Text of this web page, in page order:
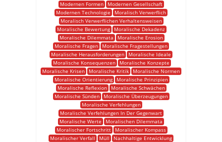
Modernen Formen
Modernen Gesellschaft
Modernen Technologie
Moralisch Verwerflich
Moralisch Verwerflichen Verhaltensweisen
Moralische Bewertung
Moralische Dekadenz
Moralische Dilemmata
Moralische Erosion
Moralische Fragen
Moralische Fragestellungen
Moralische Herausforderungen
Moralische Ideale
Moralische Konsequenzen
Moralische Konzepte
Moralische Krisen
Moralische Kritik
Moralische Normen
Moralische Orientierung
Moralische Prinzipien
Moralische Reflexion
Moralische Schwächen
Moralische Sünden
Moralische Überzeugungen
Moralische Verfehlungen
Moralische Verfehlungen In Der Gegenwart
Moralische Werte
Moralischen Dilemmata
Moralischer Fortschritt
Moralischer Kompass
Moralischer Verfall
Müll
Nachhaltige Entwicklung